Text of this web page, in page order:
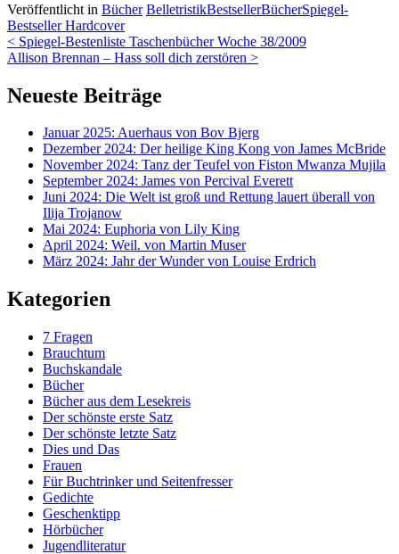
Veröffentlicht in Bücher BelletristikBestsellerBücherSpiegel-
Bestseller Hardcover
Beitrags-
Navigation
< Spiegel-Bestenliste Taschenbücher Woche 38/2009
Allison Brennan – Hass soll dich zerstören >
Neueste Beiträge
Januar 2025: Auerhaus von Bov Bjerg
Dezember 2024: Der heilige King Kong von James McBride
November 2024: Tanz der Teufel von Fiston Mwanza Mujila
September 2024: James von Percival Everett
Juni 2024: Die Welt ist groß und Rettung lauert überall von
Ilija Trojanow
Mai 2024: Euphoria von Lily King
April 2024: Weil. von Martin Muser
März 2024: Jahr der Wunder von Louise Erdrich
Kategorien
7 Fragen
Brauchtum
Buchskandale
Bücher
Bücher aus dem Lesekreis
Der schönste erste Satz
Der schönste letzte Satz
Dies und Das
Frauen
Für Buchtrinker und Seitenfresser
Gedichte
Geschenktipp
Hörbücher
Jugendliteratur